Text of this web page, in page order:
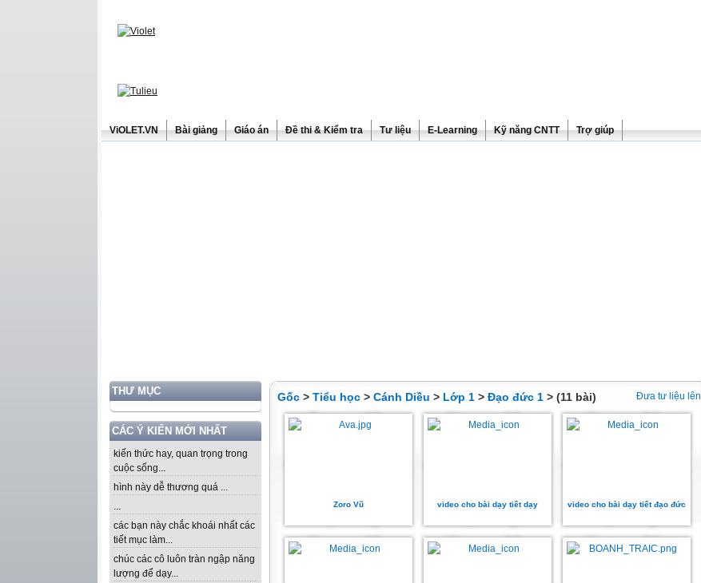
ViOLET.VN Bài giảng Giáo án Đề thi & Kiểm tra Tư liệu E-Learning Kỹ năng CNTT Trợ giúp
THƯ MỤC
CÁC Ý KIẾN MỚI NHẤT
kiến thức hay, quan trọng trong
cuộc sống...
hình này dễ thương quá ...
...
các bạn này chắc khoái nhất các
tiết mục làm...
chúc các cô luôn tràn ngập năng
lượng để dạy...
Đưa tư liệu lên
Gốc > Tiểu học > Cánh Diều > Lớp 1 > Đạo đức 1 > (11 bài)
Zoro Vũ video cho bài dạy tiết dạy video cho bài dạy tiết đạo đức